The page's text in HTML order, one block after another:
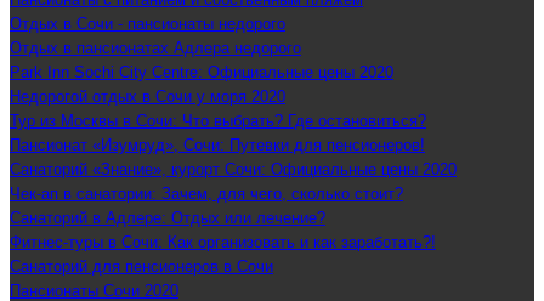
Отдых в Сочи - пансионаты недорого
Отдых в пансионатах Адлера недорого
Park Inn Sochi City Centre: Официальные цены 2020
Недорогой отдых в Сочи у моря 2020
Тур из Москвы в Сочи: Что выбрать? Где остановиться?
Пансионат «Изумруд», Сочи: Путевки для пенсионеров!
Санаторий «Знание», курорт Сочи: Официальные цены 2020
Чек-ап в санатории: Зачем, для чего, сколько стоит?
Санаторий в Адлере: Отдых или лечение?
Фитнес-туры в Сочи: Как организовать и как заработать?!
Санаторий для пенсионеров в Сочи
Пансионаты Сочи 2020